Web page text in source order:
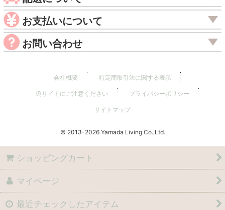
お支払いについて
お問い合わせ
会社概要 特定商取引法に関する表示
偽サイトにご注意ください プライバシーポリシー
サイトマップ
© 2013 Yamada Living Co.,Ltd.
ショッピングカート
マイページ
最近チェックしたアイテム